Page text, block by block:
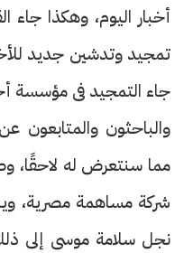
أخبار اليوم، وهكذا جاء
تمجيد وتدشين جديد
جاء التمجيد فى مؤسسة
والباحثون
مما سنتعرض له لاحقًا،
شركة مساهمة مصرية،
نجل سلامة موسى إلى ذلك